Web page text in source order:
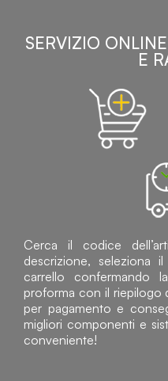
SERVIZIO
E
Cerca il codice
descrizione,
carrello confermando
proforma con il riepilogo
per pagamento e
migliori componenti e
conveniente!